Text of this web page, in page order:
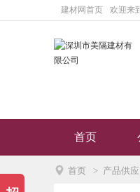
建材网首页 欢迎来
首页
 首页 > 产品供应